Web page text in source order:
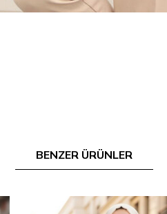
BENZER ÜRÜNLER